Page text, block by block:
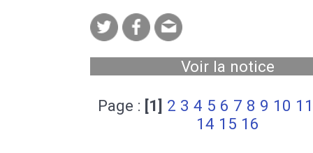
Voir la notice
Page : [1] 2 3 4 5 6 7 8 9 10 11
14 15 16